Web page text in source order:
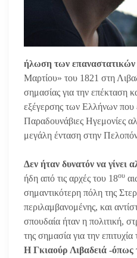
ήλωση των επαναστατικών
Μαρτίου» του 1821 στη
σημασίας για την επέκταση
εξέγερσης των Ελλήνων που
Παραδουνάβιες Ηγεμονίες
μεγάλη ένταση στην
Δεν ήταν δυνατόν να γίνει
ήδη από τις αρχές του 18ου
σημαντικότερη πόλη της
περιλαμβανομένης, και
σπουδαία ήταν η πολιτική,
της σημασία για την
Η Γκιαούρ Λιβαδειά -όπως